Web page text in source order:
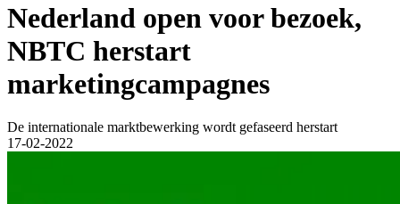
Nederland open voor bezoek,
NBTC herstart
marketingcampagnes
De internationale marktbewerking wordt gefaseerd herstart
17-02-2022